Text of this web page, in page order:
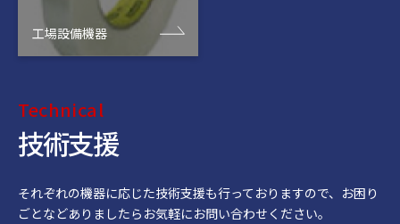
工場設備機器
Technical
技術支援
それぞれの機器に応じた技術支援も行っておりますので、お困り
ごとなどありましたらお気軽にお問い合わせください。